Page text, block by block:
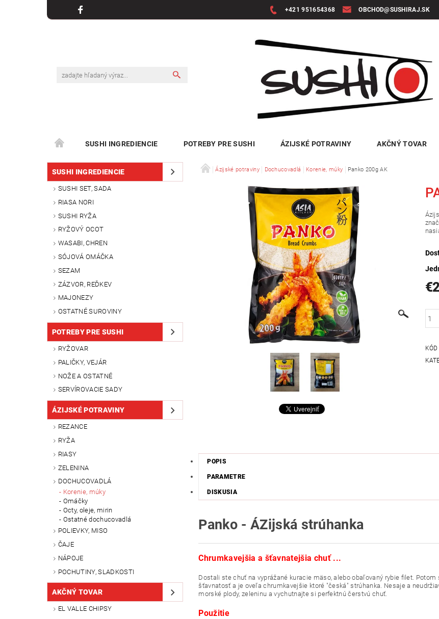
+421 951654368 OBCHOD@SUSHIRAJ.SK
SUSHI INGREDIENCIE POTREBY PRE SUSHI ÁZIJSKÉ POTRAVINY AKČNÝ TOVAR
SUSHI INGREDIENCIE
SUSHI SET, SADA
RIASA NORI
SUSHI RYŽA
RYŽOVÝ OCOT
WASABI, CHREN
SÓJOVÁ OMÁČKA
SEZAM
ZÁZVOR, REĎKEV
MAJONEZY
OSTATNÉ SUROVINY
POTREBY PRE SUSHI
RYŽOVAR
PALIČKY, VEJÁR
NOŽE A OSTATNÉ
SERVÍROVACIE SADY
ÁZIJSKÉ POTRAVINY
REZANCE
RYŽA
RIASY
ZELENINA
DOCHUCOVADLÁ
Korenie, múky
Omáčky
Octy, oleje, mirin
Ostatné dochucovadlá
POLIEVKY, MISO
ČAJE
NÁPOJE
POCHUTINY, SLADKOSTI
AKČNÝ TOVAR
EL VALLE CHIPSY
Ázijské potraviny Dochucovadlá Korenie, múky Panko 200g AK
POPIS
PARAMETRE
DISKUSIA
Panko - ÁZijská strúhanka
Chrumkavejšia a šťavnatejšia chuť ...
Dostali ste chuť na vyprážané kuracie mäso, alebo obaľovaný rybie filet.
šťavnatosť a je oveľa chrumkavejšie ktoré "česká" strúhanka. Nesaje a
morské plody, zeleninu a vychutnajte si perfektnú čerstvú chuť.
Použitie